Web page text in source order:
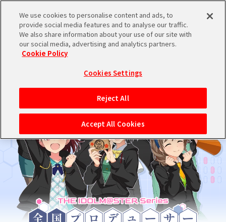
バンダイナムコIDで
アイドルマスター ポータルへの登録について
シリアルコード・
あいことば
活動履歴
閲覧履歴・購入履歴 Pレポ
チェックイン お気に入り
マイスケジュール メモ
We use cookies to personalise content and ads, to
provide social media features and to analyse our traffic.
We also share information about your use of our site with
our social media, advertising and analytics partners.
Cookie Policy
Cookies Settings
Reject All
Accept All Cookies